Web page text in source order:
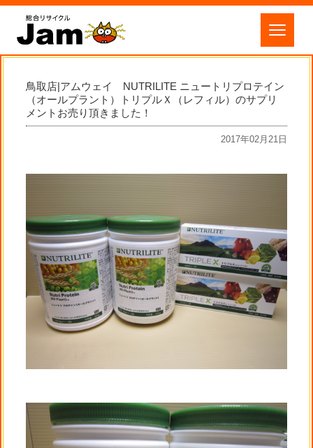
鳥取店|アムウェイ NUTRILITE ニュートリプロテイン
（オールプラント）トリプルＸ（レフィル）のサプリ
メントお売り頂きました！
2017年02月21日